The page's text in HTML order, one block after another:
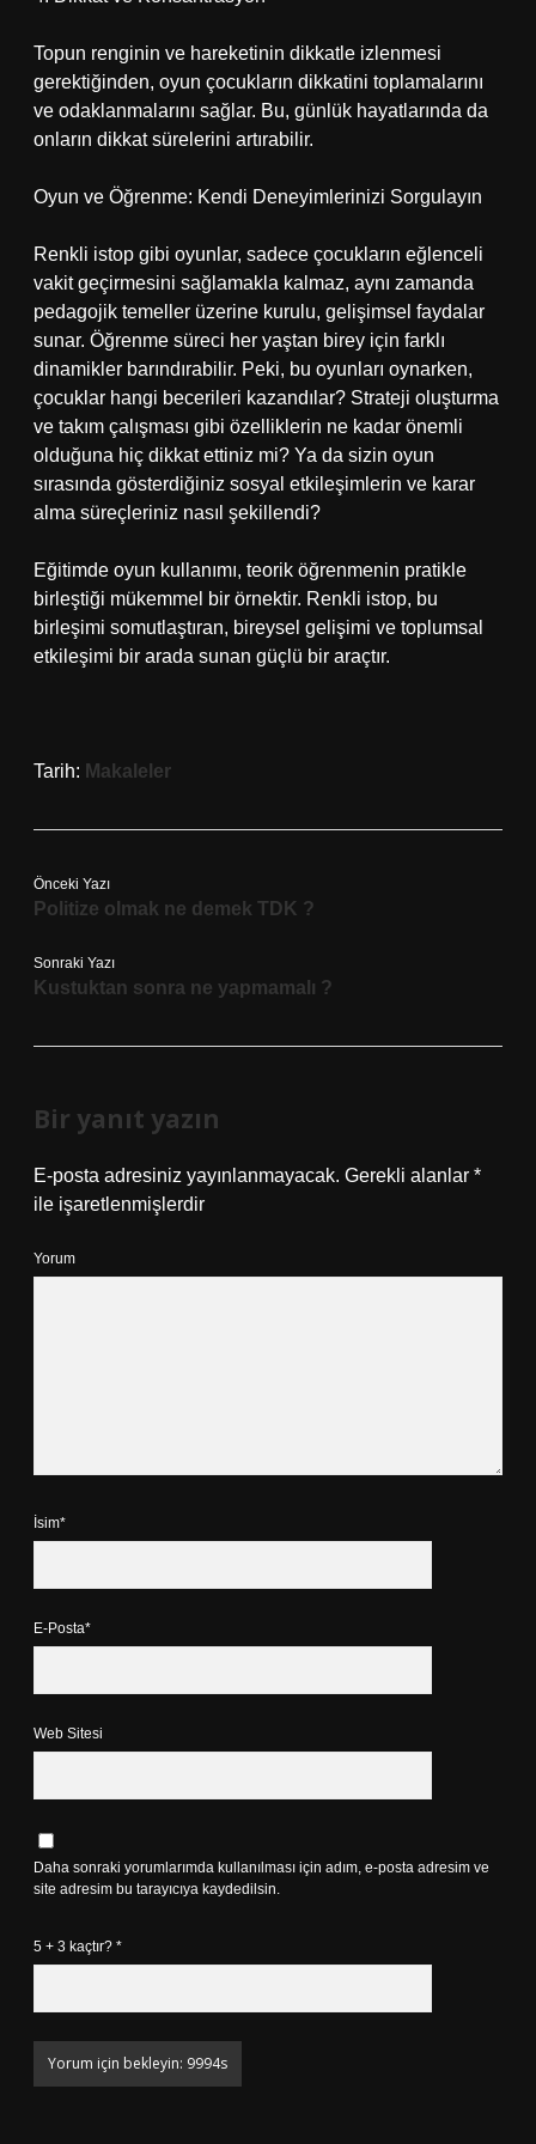
Topun renginin ve hareketinin dikkatle izlenmesi
gerektiğinden, oyun çocukların dikkatini toplamalarını
ve odaklanmalarını sağlar. Bu, günlük hayatlarında da
onların dikkat sürelerini artırabilir.
Oyun ve Öğrenme: Kendi Deneyimlerinizi Sorgulayın
Renkli istop gibi oyunlar, sadece çocukların eğlenceli
vakit geçirmesini sağlamakla kalmaz, aynı zamanda
pedagojik temeller üzerine kurulu, gelişimsel faydalar
sunar. Öğrenme süreci her yaştan birey için farklı
dinamikler barındırabilir. Peki, bu oyunları oynarken,
çocuklar hangi becerileri kazandılar? Strateji oluşturma
ve takım çalışması gibi özelliklerin ne kadar önemli
olduğuna hiç dikkat ettiniz mi? Ya da sizin oyun
sırasında gösterdiğiniz sosyal etkileşimlerin ve karar
alma süreçleriniz nasıl şekillendi?
Eğitimde oyun kullanımı, teorik öğrenmenin pratikle
birleştiği mükemmel bir örnektir. Renkli istop, bu
birleşimi somutlaştıran, bireysel gelişimi ve toplumsal
etkileşimi bir arada sunan güçlü bir araçtır.
Tarih: Makaleler
Önceki Yazı
Politize olmak ne demek TDK ?
Sonraki Yazı
Kustuktan sonra ne yapmamalı ?
Bir yanıt yazın
E-posta adresiniz yayınlanmayacak. Gerekli alanlar *
ile işaretlenmişlerdir
Yorum
İsim*
E-Posta*
Web Sitesi
Daha sonraki yorumlarımda kullanılması için adım, e-posta adresim ve
site adresim bu tarayıcıya kaydedilsin.
5 + 3 kaçtır? *